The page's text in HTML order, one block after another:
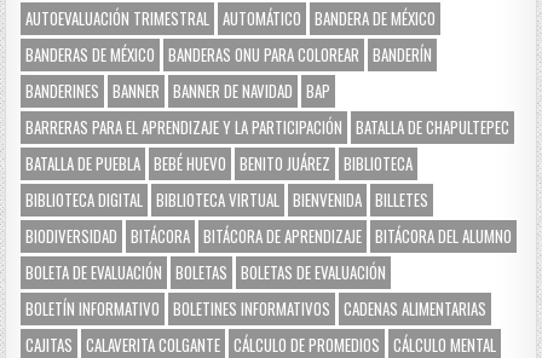
AUTOEVALUACIÓN TRIMESTRAL
AUTOMÁTICO
BANDERA DE MÉXICO
BANDERAS DE MÉXICO
BANDERAS ONU PARA COLOREAR
BANDERÍN
BANDERINES
BANNER BANNER DE NAVIDAD
BAP
BARRERAS PARA EL APRENDIZAJE Y LA PARTICIPACIÓN
BATALLA DE CHAPULTEPEC
BATALLA DE PUEBLA BEBÉ HUEVO BENITO JUÁREZ
BIBLIOTECA
BIBLIOTECA DIGITAL
BIBLIOTECA VIRTUAL BIENVENIDA BILLETES
BIODIVERSIDAD
BITÁCORA BITÁCORA DE APRENDIZAJE BITÁCORA DEL ALUMNO
BOLETA DE EVALUACIÓN
BOLETAS
BOLETAS DE EVALUACIÓN
BOLETÍN INFORMATIVO
BOLETINES INFORMATIVOS
CADENAS ALIMENTARIAS
CAJITAS
CALAVERITA COLGANTE CÁLCULO DE PROMEDIOS
CÁLCULO MENTAL